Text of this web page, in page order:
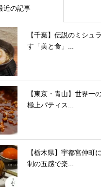
近の記事
【千葉】伝説のミシュ
す「美と食」...
【東京・青山】世界一
極上パティス...
【栃木県】宇都宮仲町
制の五感で楽...